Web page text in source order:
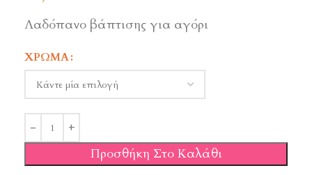
Λαδόπανο βάπτισης για αγόρι
ΧΡΏΜΑ
Προσθήκη Στο Καλάθι